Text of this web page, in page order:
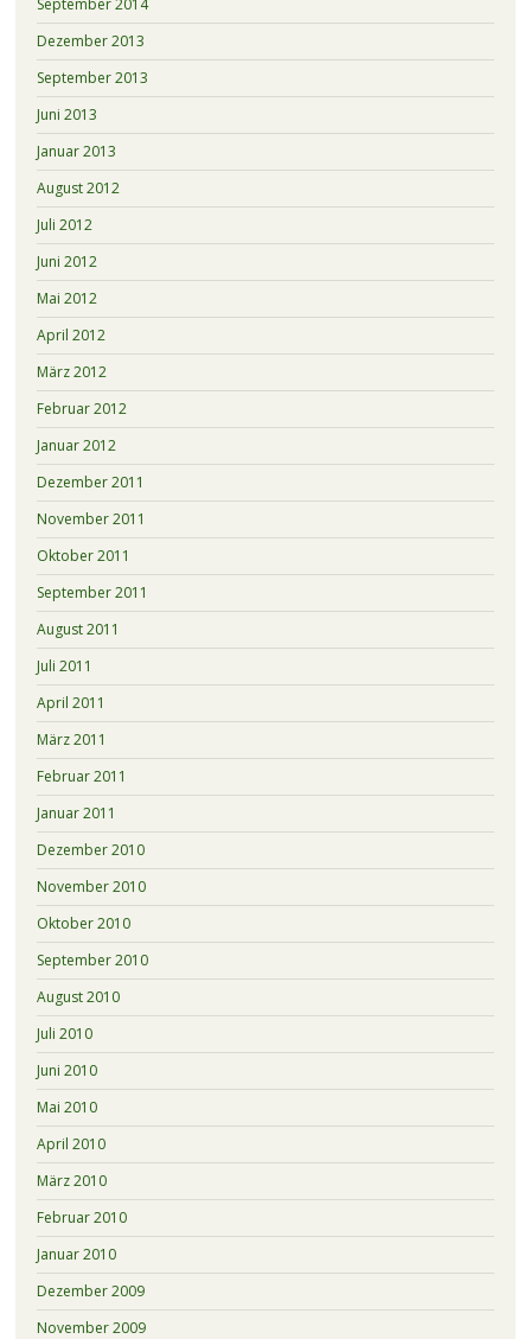
Dezember 2013
September 2013
Juni 2013
Januar 2013
August 2012
Juli 2012
Juni 2012
Mai 2012
April 2012
März 2012
Februar 2012
Januar 2012
Dezember 2011
November 2011
Oktober 2011
September 2011
August 2011
Juli 2011
April 2011
März 2011
Februar 2011
Januar 2011
Dezember 2010
November 2010
Oktober 2010
September 2010
August 2010
Juli 2010
Juni 2010
Mai 2010
April 2010
März 2010
Februar 2010
Januar 2010
Dezember 2009
November 2009